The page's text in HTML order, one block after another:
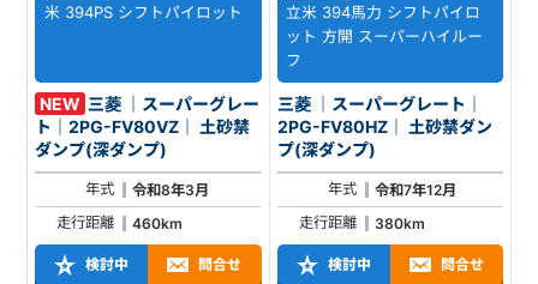
米 394PS シフトパイロット
NEW 三菱 ｜スーパーグレー
ト｜2PG-FV80VZ｜ 土砂禁
ダンプ(深ダンプ)
年式
令和8年3月
走行距離
460km
検討中 問合せ
立米 394馬力 シフトパイロ
ット 方開 スーパーハイルー
フ
三菱 ｜スーパーグレート｜
2PG-FV80HZ｜ 土砂禁ダン
プ(深ダンプ)
年式
令和7年12月
走行距離
380km
検討中 問合せ